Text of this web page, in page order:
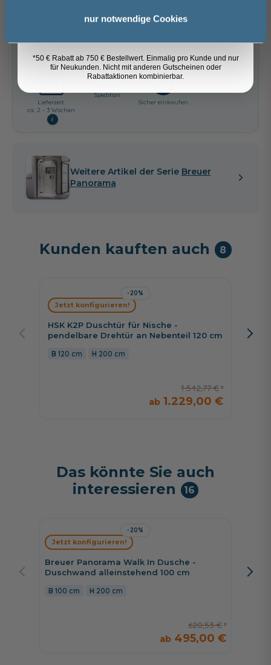
nur notwendige Cookies
Artikel merken
Lieferzeit:
ca. 2 - 3 Wochen
i
Spedition
Sicher einkaufen
Weitere Artikel der Serie Breuer
Panorama
Kunden kauften auch 8
-20%
HSK K2P Duschtür für Nische -
pendelbare Drehtür an Nebenteil 120 cm
120 cm 200 cm
1.542,77 €
1.229,00 €
Jetzt konfigurieren!
Das könnte Sie auch
interessieren
16
-20%
Breuer Panorama Walk In Dusche -
Duschwand alleinstehend 100 cm
100 cm 200 cm
620,53 €
495,00 €
Jetzt konfigurieren!
cm
Anmelden
*50 € Rabatt ab 750 € Bestellwert. Einmalig pro Kunde und nur
für Neukunden. Nicht mit anderen Gutscheinen oder
Rabattaktionen kombinierbar.